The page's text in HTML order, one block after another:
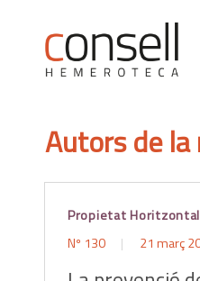
Autors de la
Propietat Horitzontal
Nº 130
21 març